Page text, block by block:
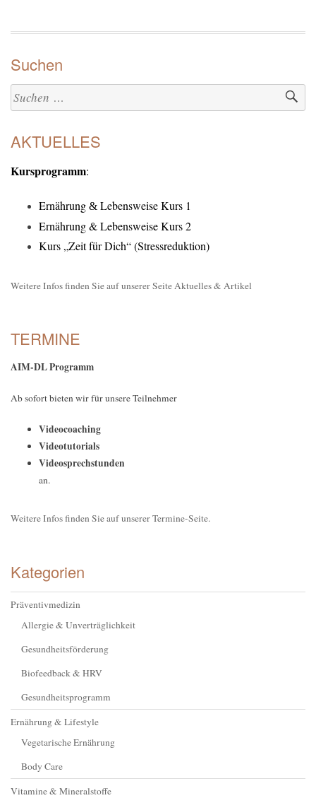
Suchen
Suchen
nach:
AKTUELLES
Kursprogramm:
Ernährung & Lebensweise Kurs 1
Ernährung & Lebensweise Kurs 2
Kurs „Zeit für Dich“ (Stressreduktion)
Weitere Infos finden Sie auf unserer Seite Aktuelles & Artikel
TERMINE
AIM-DL Programm
Ab sofort bieten wir für unsere Teilnehmer
Videocoaching
Videotutorials
Videosprechstunden
an.
Weitere Infos finden Sie auf unserer Termine-Seite.
Kategorien
Präventivmedizin
Allergie & Unverträglichkeit
Gesundheitsförderung
Biofeedback & HRV
Gesundheitsprogramm
Ernährung & Lifestyle
Vegetarische Ernährung
Body Care
Vitamine & Mineralstoffe